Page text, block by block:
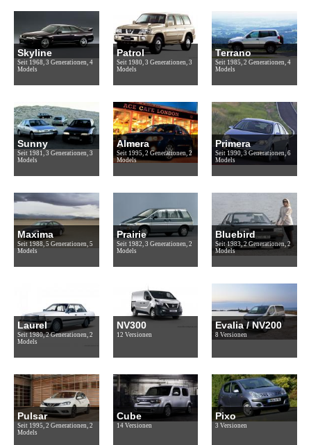
Skyline
Seit 1968, 3 Generationen, 4
Models
Patrol
Seit 1980, 3 Generationen, 3
Models
Terrano
Seit 1985, 2 Generationen, 4
Models
Sunny
Seit 1981, 3 Generationen, 3
Models
Almera
Seit 1995, 2 Generationen, 2
Models
Primera
Seit 1990, 3 Generationen, 6
Models
Maxima
Seit 1988, 5 Generationen, 5
Models
Prairie
Seit 1982, 3 Generationen, 2
Models
Bluebird
Seit 1983, 2 Generationen, 2
Models
Laurel
Seit 1980, 2 Generationen, 2
Models
NV300
12 Versionen
Evalia / NV200
8 Versionen
Pulsar
Seit 1995, 2 Generationen, 2
Models
Cube
14 Versionen
Pixo
3 Versionen